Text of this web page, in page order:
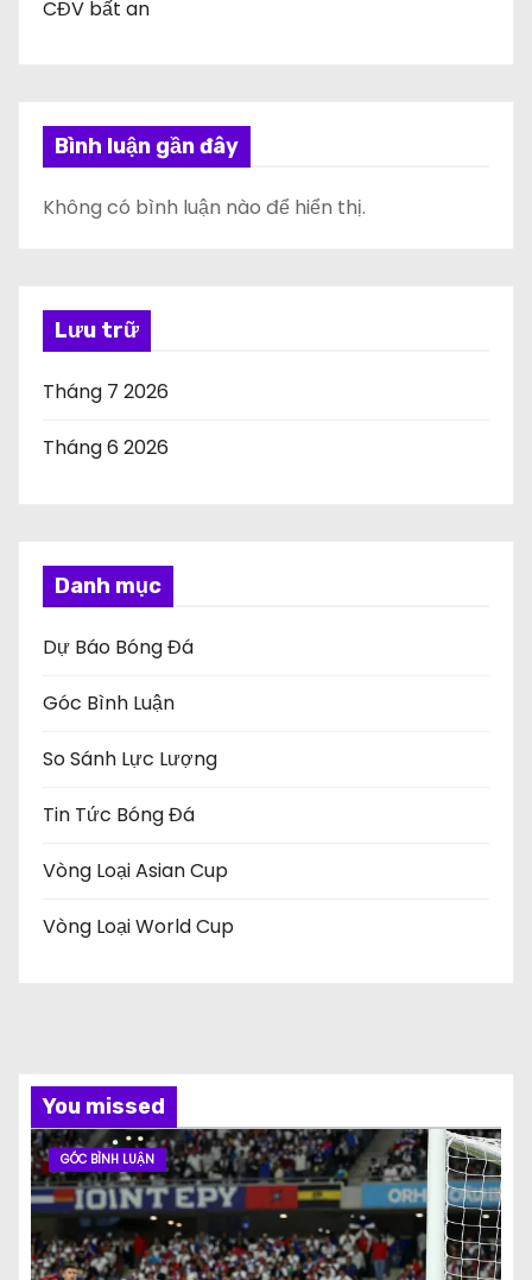
CĐV bất an
Bình luận gần đây
Không có bình luận nào để hiển thị.
Lưu trữ
Tháng 7 2026
Tháng 6 2026
Danh mục
Dự Báo Bóng Đá
Góc Bình Luận
So Sánh Lực Lượng
Tin Tức Bóng Đá
Vòng Loại Asian Cup
Vòng Loại World Cup
You missed
GÓC BÌNH LUẬN